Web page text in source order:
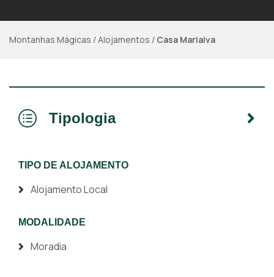
Montanhas Mágicas /Alojamentos / Casa Marialva
Tipologia
TIPO DE ALOJAMENTO
Alojamento Local
MODALIDADE
Moradia